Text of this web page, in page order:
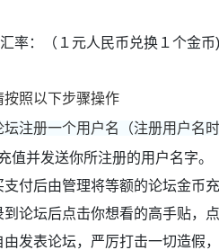
率：（１元人民币兑换１个金币)
照以下步骤操作
坛注册一个用户名（注册用户名
值并发送你所注册的用户名字。
支付后由管理将等额的论坛金币
到论坛后点击你想看的高手贴，
由发表论坛，严厉打击一切造假